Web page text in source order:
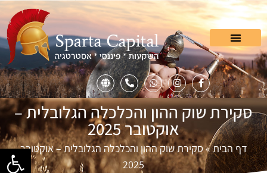
פתח
סקירת שוק ההון והכלכלה הגלובלית –
אוקטובר 2025
דף הבית»סקירת שוק ההון והכלכלה הגלובלית – אוקטובר
2025